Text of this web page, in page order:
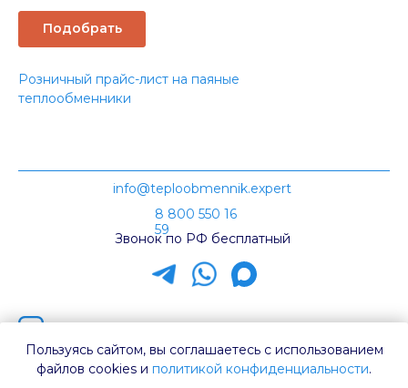
Подобрать
Розничный прайс-лист на паяные
теплообменники
Пользуясь сайтом, вы соглашаетесь с использованием
файлов cookies и политикой конфиденциальности.
Звонок по РФ бесплатный
Каталог ТТ
8 800 550 16
59
info@teploobmennik.expert